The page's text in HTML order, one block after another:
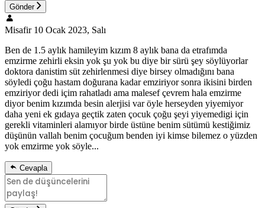
Gönder
Misafir 10 Ocak 2023, Salı
Ben de 1.5 aylık hamileyim kızım 8 aylık bana da etrafımda
emzirme zehirli eksin yok şu yok bu diye bir sürü şey söylüyorlar
doktora danistim süt zehirlenmesi diye birsey olmadığını bana
söyledi çoğu hastam doğurana kadar emziriyor sonra ikisini birden
emziriyor dedi içim rahatladı ama malesef çevrem hala emzirme
diyor benim kızımda besin alerjisi var öyle herseyden yiyemiyor
daha yeni ek gıdaya geçtik zaten çocuk çoğu şeyi yiyemedigi için
gerekli vitaminleri alamıyor birde üstüne benim sütümü kestiğimiz
düşünün vallah benim çocuğum benden iyi kimse bilemez o yüzden
yok emzirme yok söyle...
Cevapla